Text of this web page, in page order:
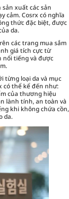
xuất các sản
cảm. Cosrx có nghĩa
thức đặc biệt, được
da.
các trang mua sắm
giá tích cực từ
nổi tiếng và được
từng loại da và mục
có thể kể đến như:
của thương hiệu
lành tính, an toàn và
khi không chứa cồn,
da.